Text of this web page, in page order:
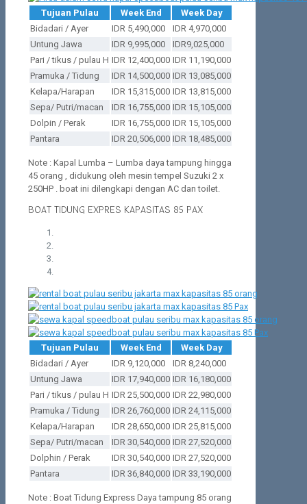
Tujuan Pulau Week End
Week Day
Bidadari / Ayer
IDR 5,490,000
IDR 4,970,000
Untung Jawa
IDR 9,995,000
IDR9,025,000
Pari / tikus / pulau H IDR 12,400,000 IDR 11,190,000
Pramuka / Tidung
IDR 14,500,000 IDR 13,085,000
Kelapa/Harapan
IDR 15,315,000 IDR 13,815,000
Sepa/ Putri/macan
IDR 16,755,000 IDR 15,105,000
Dolpin / Perak
IDR 16,755,000 IDR 15,105,000
Pantara
IDR 20,506,000 IDR 18,485,000
Note : Kapal Lumba – Lumba daya tampung hingga
45 orang , didukung oleh mesin tempel Suzuki 2 x
250HP . boat ini dilengkapi dengan AC dan toilet.
BOAT TIDUNG EXPRES KAPASITAS 85 PAX
Tujuan Pulau Week End
Week Day
Bidadari / Ayer
IDR 9,120,000
IDR 8,240,000
Untung Jawa
IDR 17,940,000 IDR 16,180,000
Pari / tikus / pulau H IDR 25,500,000 IDR 22,980,000
Pramuka / Tidung
IDR 26,760,000 IDR 24,115,000
Kelapa/Harapan
IDR 28,650,000 IDR 25,815,000
Sepa/ Putri/macan
IDR 30,540,000 IDR 27,520,000
Dolphin / Perak
IDR 30,540,000 IDR 27,520,000
Pantara
IDR 36,840,000 IDR 33,190,000
Note : Boat Tidung Express Daya tampung 85 orang